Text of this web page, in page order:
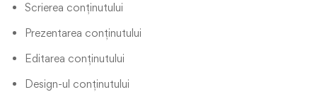
Scrierea conținutului
Prezentarea conținutului
Editarea conținutului
Design-ul conținutului